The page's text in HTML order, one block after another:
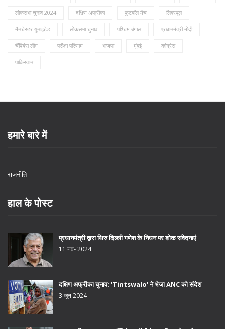
लोकसभा चुनाव 2024 दक्षिण अफ्रीका फुटबॉल मैच लिवरपूल
मैनचेस्टर यूनाइटेड लोकसभा चुनाव पश्चिम बंगाल प्रधानमंत्री मोदी
चैंपियंस लीग परीक्षा परिणाम भाजपा मुंबई कांग्रेस
पाकिस्तान
हमारे बारे में
राजनीति
हाल के पोस्ट
प्रधानमंत्री द्वारा थिरु दिल्ली गणेश के निधन पर शोक संवेदनाएं
11 नव॰ 2024
दक्षिण अफ्रीका चुनाव: 'Tintswalo' ने भेजा ANC को संदेश
3 जून 2024